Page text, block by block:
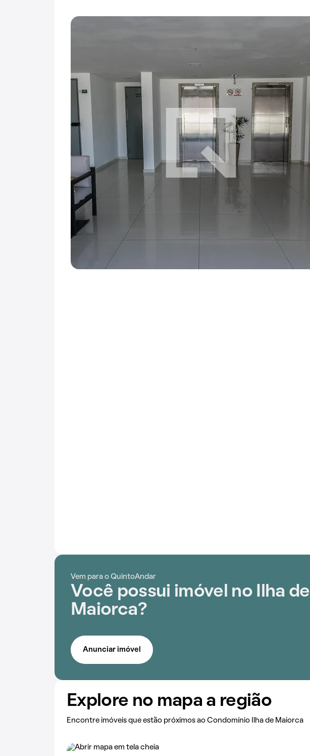
Vem para o QuintoAndar
Você possui imóvel no Ilha de
Maiorca?
Anunciar imóvel
Explore no mapa a região
Encontre imóveis que estão próximos ao Condomínio Ilha de Maiorca